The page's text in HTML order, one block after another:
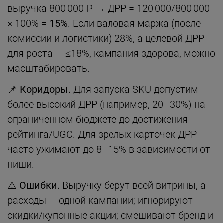
выручка 800 000 ₽ → ДРР = 120 000/800 000
× 100% = 15%. Если валовая маржа (после
комиссии и логистики) 28%, а целевой ДРР
для роста — ≤18%, кампания здорова, можно
масштабировать.
📌 Коридоры. Для запуска SKU допустим
более высокий ДРР (например, 20–30%) на
ограниченном бюджете до достижения
рейтинга/UGC. Для зрелых карточек ДРР
часто ужимают до 8–15% в зависимости от
ниши.
⚠️ Ошибки. Выручку берут всей витрины, а
расходы — одной кампании; игнорируют
скидки/купонные акции; смешивают бренд и